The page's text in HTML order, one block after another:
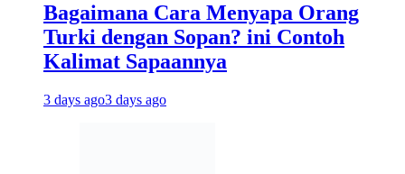
Bagaimana Cara Menyapa Orang
Turki dengan Sopan? ini Contoh
Kalimat Sapaannya
3 days ago3 days ago